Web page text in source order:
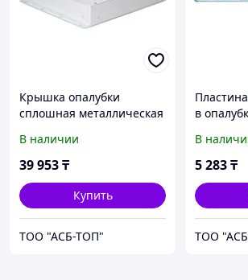
Крышка опалубки
сплошная металлическая
В наличии
39 953₸
Купить
ТОО "АСБ-ТОП"
в
В
5 283₸
ТОО